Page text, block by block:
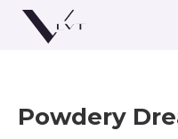
Powdery